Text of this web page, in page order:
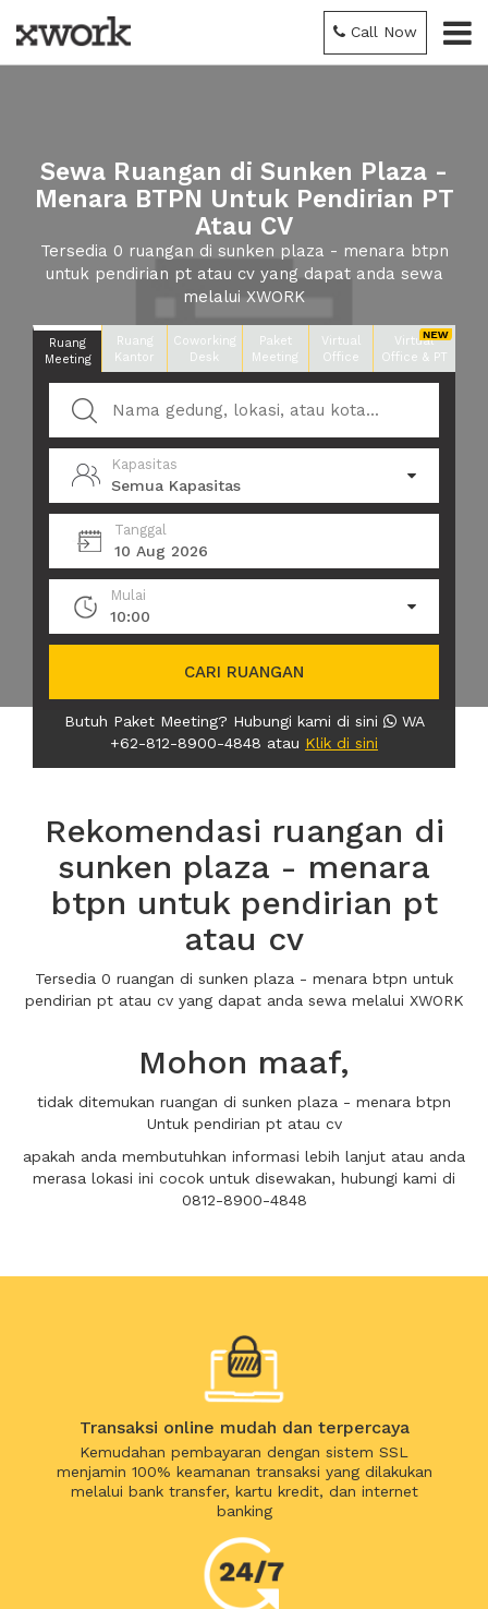
Call Now
Sewa Ruangan di Sunken Plaza -
Menara BTPN Untuk Pendirian PT
Atau CV
Tersedia 0 ruangan di sunken plaza - menara btpn
untuk pendirian pt atau cv yang dapat anda sewa
melalui XWORK
Ruang
Meeting
Ruang
Kantor
Coworking
Desk
Paket
Meeting
Virtual
Office
Virtual
Office & PT
Kapasitas
Semua Kapasitas
Tanggal
10 Aug 2026
Mulai
10:00
CARI RUANGAN
Butuh Paket Meeting? Hubungi kami di sini
WA
+62-812-8900-4848 atau Klik di sini
Rekomendasi ruangan di
sunken plaza - menara
btpn untuk pendirian pt
atau cv
Tersedia 0 ruangan di sunken plaza - menara btpn untuk
pendirian pt atau cv yang dapat anda sewa melalui XWORK
Mohon maaf,
tidak ditemukan ruangan di sunken plaza - menara btpn
Untuk pendirian pt atau cv
apakah anda membutuhkan informasi lebih lanjut atau anda
merasa lokasi ini cocok untuk disewakan, hubungi kami di
0812-8900-4848
Transaksi online mudah dan terpercaya
Kemudahan pembayaran dengan sistem SSL
menjamin 100% keamanan transaksi yang dilakukan
melalui bank transfer, kartu kredit, dan internet
banking